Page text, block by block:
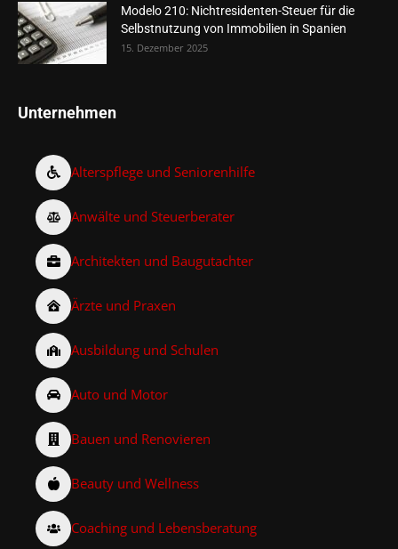
Modelo 210: Nichtresidenten-Steuer für die
Selbstnutzung von Immobilien in Spanien
15. Dezember 2025
Unternehmen
Alterspflege und Seniorenhilfe
Anwälte und Steuerberater
Architekten und Baugutachter
Ärzte und Praxen
Ausbildung und Schulen
Auto und Motor
Bauen und Renovieren
Beauty und Wellness
Coaching und Lebensberatung